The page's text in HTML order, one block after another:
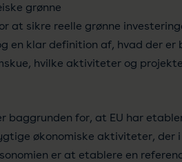
grønne
at sikre reelle grønne
en klar definition af, hvad der
hvilke aktiviteter og
baggrunden for, at EU har
økonomiske aktiviteter, der i
er at etablere en